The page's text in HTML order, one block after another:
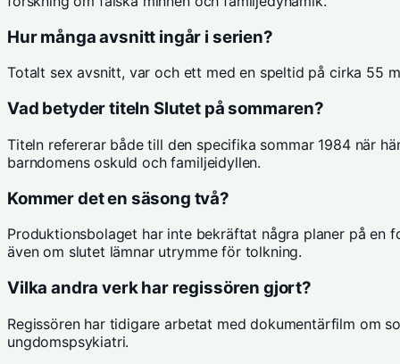
Hur många avsnitt ingår i serien?
Totalt sex avsnitt, var och ett med en speltid på cirka 55
Vad betyder titeln Slutet på sommaren?
Titeln refererar både till den specifika sommar 1984 när
barndomens oskuld och familjeidyllen.
Kommer det en säsong två?
Produktionsbolaget har inte bekräftat några planer på en
även om slutet lämnar utrymme för tolkning.
Vilka andra verk har regissören gjort?
Regissören har tidigare arbetat med dokumentärfilm om
ungdomspsykiatri.